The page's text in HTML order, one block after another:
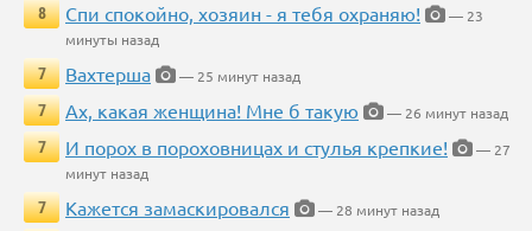
8
Спи спокойно, хозяин - я тебя охраняю!
— 23
минуты назад
7
Вахтерша
— 25 минут назад
7
Ах, какая женщина! Мне б такую
— 26 минут назад
7
И порох в пороховницах и стулья крепкие!
— 27
минут назад
7
Кажется замаскировался
— 28 минут назад